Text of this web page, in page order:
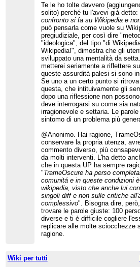
Te le ho tolte davvero
solito) perché tu l'avevi già detto:
confronto si fa su Wikipedia e
può pensarla come vuole su
pregiudiziale, per così dire
"ideologica", del tipo "di
Wikipedia!", dimostra che gli
sviluppato una mentalità da
metterei seriamente a riflettere
queste assurdità palesi si sono
Se uno a un certo punto si
questa, che intituivamente gli
dopo una riflessione non
deve interrogarsi su come sia
irragionevole e settaria. Le
sintomo di un problema più
@Anonimo. Hai ragione,
conservare la propria utenza,
commento diverso, più
da molti interventi. L'ha detto
che in questa UP ha sempre
"TrameOscure ha perso
comunitá e in queste condizioni
wikipedia, visto che anche lui
singoli diff e non sulle critiche
complessivo". Bisogna dire,
trovare le parole giuste: 100
diverse e ti è difficile cogliere
replicare alle molte sciocchezze
ragione.
Wiki per tutti